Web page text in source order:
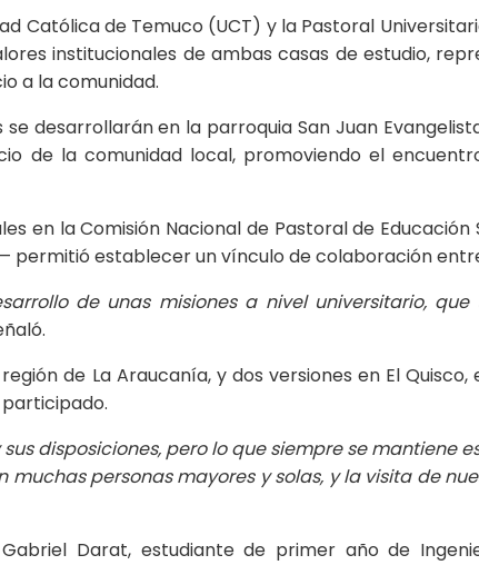
Católica de Temuco (UCT) y la Pastoral
institucionales de ambas casas de estudio,
a la comunidad.
se desarrollarán en la parroquia San Juan
de la comunidad local, promoviendo el
la Comisión Nacional de Pastoral de Educación
permitió establecer un vínculo de colaboración
de unas misiones a nivel universitario,
de La Araucanía, y dos versiones en El
disposiciones, pero lo que siempre se mantiene
personas mayores y solas, y la visita de
Darat, estudiante de primer año de